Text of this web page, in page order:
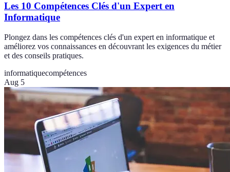
Les 10 Compétences Clés d'un Expert en
Informatique
Plongez dans les compétences clés d'un expert en informatique et
améliorez vos connaissances en découvrant les exigences du métier
et des conseils pratiques.
informatiquecompétences
Aug 5